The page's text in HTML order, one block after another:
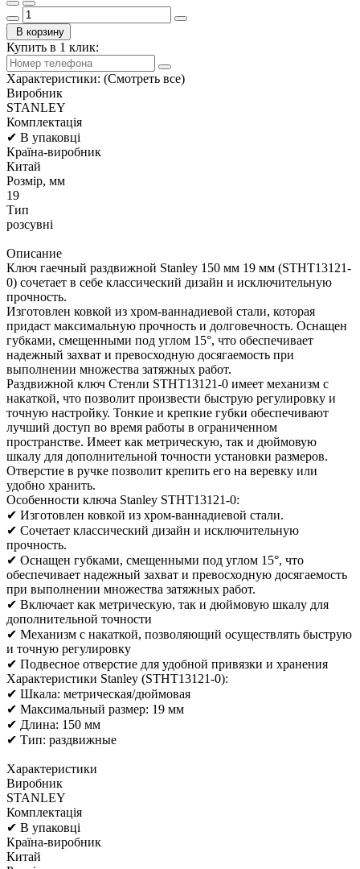
В корзину
Купить в 1 клик:
Характеристики: (Смотреть все)
Виробник
STANLEY
Комплектація
✔ В упаковці
Країна-виробник
Китай
Розмір, мм
19
Тип
розсувні
Описание
Ключ гаечный раздвижной Stanley 150 мм 19 мм (STHT13121-
0) сочетает в себе классический дизайн и исключительную
прочность.
Изготовлен ковкой из хром-ваннадиевой стали, которая
придаст максимальную прочность и долговечность. Оснащен
губками, смещенными под углом 15°, что обеспечивает
надежный захват и превосходную досягаемость при
выполнении множества затяжных работ.
Раздвижной ключ Стенли STHT13121-0 имеет механизм с
накаткой, что позволит произвести быструю регулировку и
точную настройку. Тонкие и крепкие губки обеспечивают
лучший доступ во время работы в ограниченном
пространстве. Имеет как метрическую, так и дюймовую
шкалу для дополнительной точности установки размеров.
Отверстие в ручке позволит крепить его на веревку или
удобно хранить.
Особенности ключа Stanley STHT13121-0:
✔ Изготовлен ковкой из хром-ваннадиевой стали.
✔ Сочетает классический дизайн и исключительную
прочность.
✔ Оснащен губками, смещенными под углом 15°, что
обеспечивает надежный захват и превосходную досягаемость
при выполнении множества затяжных работ.
✔ Включает как метрическую, так и дюймовую шкалу для
дополнительной точности
✔ Механизм с накаткой, позволяющий осуществлять быструю
и точную регулировку
✔ Подвесное отверстие для удобной привязки и хранения
Характеристики Stanley (STHT13121-0):
✔ Шкала: метрическая/дюймовая
✔ Максимальный размер: 19 мм
✔ Длина: 150 мм
✔ Тип: раздвижные
Характеристики
Виробник
STANLEY
Комплектація
✔ В упаковці
Країна-виробник
Китай